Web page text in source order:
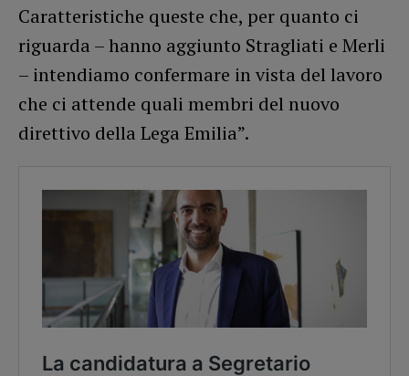
Caratteristiche queste che, per quanto ci
riguarda – hanno aggiunto Stragliati e Merli
– intendiamo confermare in vista del lavoro
che ci attende quali membri del nuovo
direttivo della Lega Emilia”.